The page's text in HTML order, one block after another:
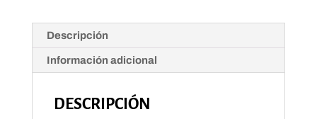
Descripción
Información adicional
DESCRIPCIÓN